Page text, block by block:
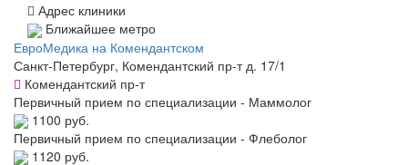
Адрес клиники
Ближайшее метро
ЕвроМедика на Комендантском
Санкт-Петербург, Комендантский пр-т д. 17/1
Комендантский пр-т
Первичный прием по специализации - Маммолог
1100 руб.
Первичный прием по специализации - Флеболог
1120 руб.